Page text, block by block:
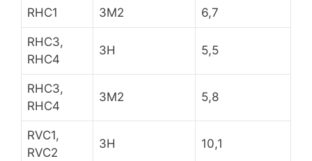
RHC1 3M2 6,7
RHC3,
RHC4
3H 5,5
RHC3,
RHC4
3M2 5,8
RVC1,
RVC2
3H 10,1